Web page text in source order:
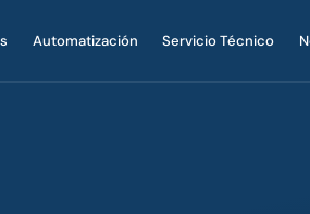
Automatización Servicio Técnico